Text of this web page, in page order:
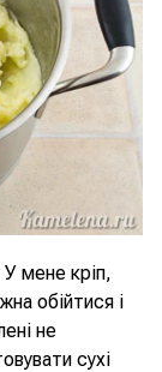
мене кріп,
обійтися і
не
сухі